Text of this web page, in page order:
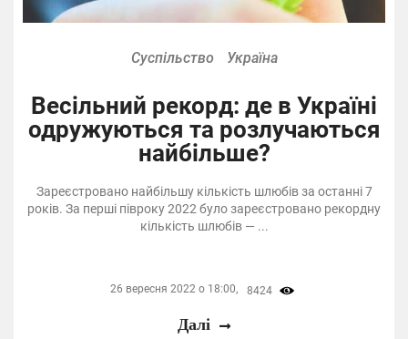
Суспільство Україна
Весільний рекорд: де в Україні
одружуються та розлучаються
найбільше?
Зареєстровано найбільшу кількість шлюбів за останні 7
років. За перші півроку 2022 було зареєстровано рекордну
кількість шлюбів — ...
26 вересня 2022 о 18:00, 8424
Далі